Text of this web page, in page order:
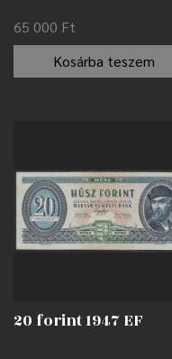
65 000 Ft
Kosárba teszem
20 forint 1947 EF